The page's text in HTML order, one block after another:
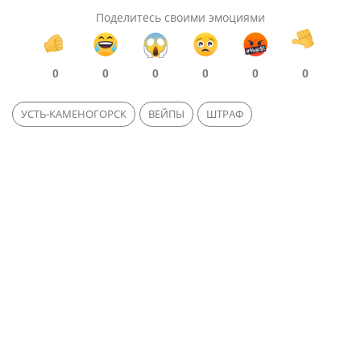
Поделитесь своими эмоциями
0 0 0 0 0 0
УСТЬ-КАМЕНОГОРСК ВЕЙПЫ ШТРАФ